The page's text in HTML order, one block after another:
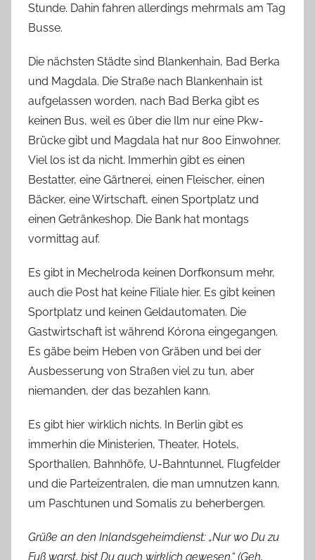
Stunde. Dahin fahren allerdings mehrmals am Tag
Busse.
Die nächsten Städte sind Blankenhain, Bad Berka
und Magdala. Die Straße nach Blankenhain ist
aufgelassen worden, nach Bad Berka gibt es
keinen Bus, weil es über die Ilm nur eine Pkw-
Brücke gibt und Magdala hat nur 800 Einwohner.
Viel los ist da nicht. Immerhin gibt es einen
Bestatter, eine Gärtnerei, einen Fleischer, einen
Bäcker, eine Wirtschaft, einen Sportplatz und
einen Getränkeshop. Die Bank hat montags
vormittag auf.
Es gibt in Mechelroda keinen Dorfkonsum mehr,
auch die Post hat keine Filiale hier. Es gibt keinen
Sportplatz und keinen Geldautomaten. Die
Gastwirtschaft ist während Kórona eingegangen.
Es gäbe beim Heben von Gräben und bei der
Ausbesserung von Straßen viel zu tun, aber
niemanden, der das bezahlen kann.
Es gibt hier wirklich nichts. In Berlin gibt es
immerhin die Ministerien, Theater, Hotels,
Sporthallen, Bahnhöfe, U-Bahntunnel, Flugfelder
und die Parteizentralen, die man umnutzen kann,
um Paschtunen und Somalis zu beherbergen.
Grüße an den Inlandsgeheimdienst: „Nur wo Du zu
Fuß warst, bist Du auch wirklich gewesen.“ (Geh,